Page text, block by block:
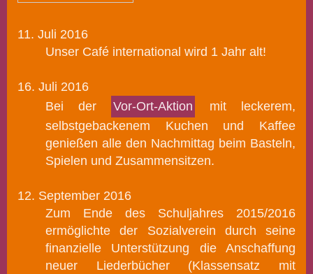
11. Juli 2016
Unser Café international wird 1 Jahr alt!
16. Juli 2016
Bei der
Vor-Ort-Aktion
mit leckerem,
selbstgebackenem Kuchen und Kaffee
genießen alle den Nachmittag beim Basteln,
Spielen und Zusammensitzen.
12. September 2016
Zum Ende des Schuljahres 2015/2016
ermöglichte der Sozialverein durch seine
finanzielle Unterstützung die Anschaffung
neuer Liederbücher (Klassensatz mit